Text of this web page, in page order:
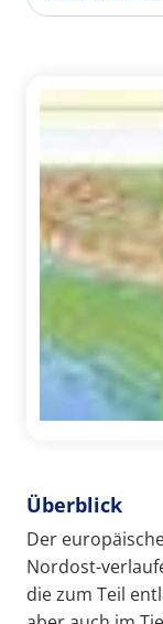
Überblick
Der
Nordost-
die zum Teil